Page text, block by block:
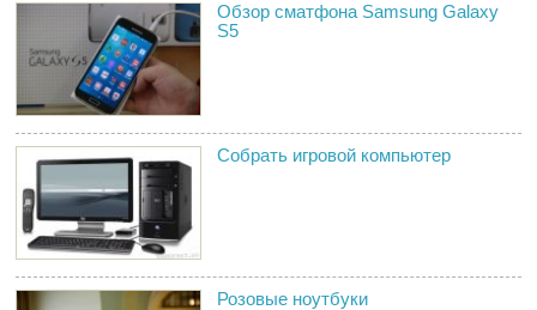
Обзор сматфона Samsung Galaxy
S5
Собрать игровой компьютер
Розовые ноутбуки